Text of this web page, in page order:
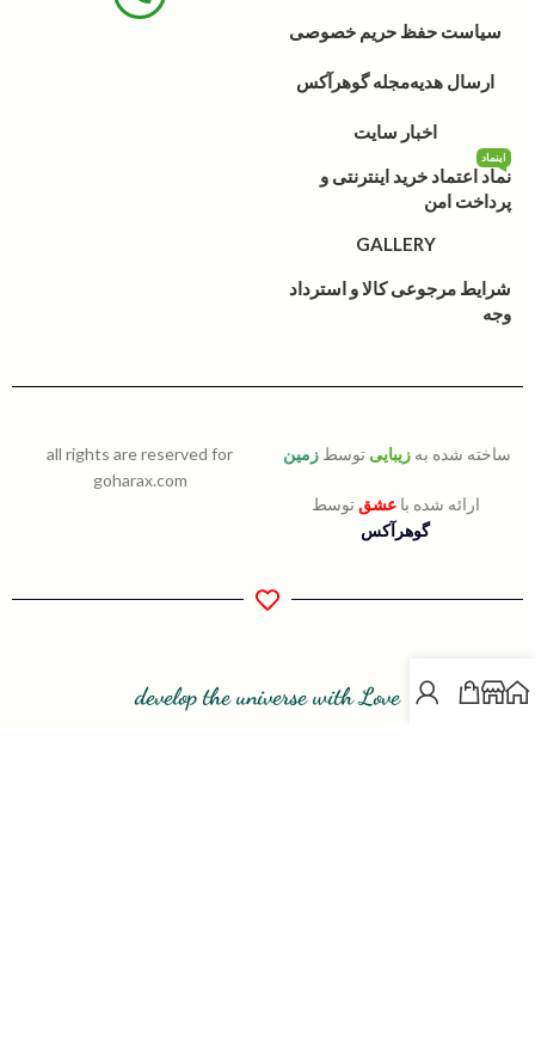
سیاست حفظ حریم خصوصی
ارسال هدیهمجله گوهرآکس
اخبار سایت
نماد اعتماد خرید اینترنتی و
پرداخت امن
اینماد
GALLERY
شرایط مرجوعی کالا و استرداد
وجه
ساخته شده به زیبایی توسط زمین
ارائه شده باعشق توسط
گوهرآکس
all rights are reserved for
goharax.com
develop the universe with Love